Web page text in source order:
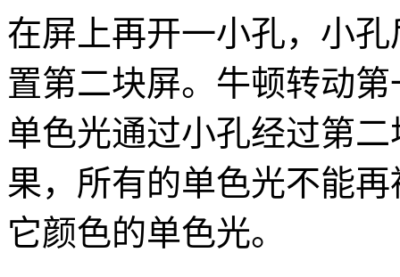
在屏上再开一小孔，小
置第二块屏。牛顿转动
单色光通过小孔经过第
果，所有的单色光不能
它颜色的单色光。